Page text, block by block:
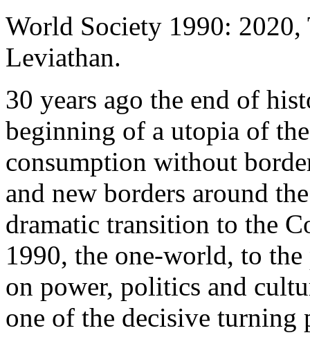
World Society 1990: 2020,
Leviathan.
30 years ago the end of
beginning of a utopia of
consumption without
and new borders around
dramatic transition to the
1990, the one-world, to the
on power, politics and
one of the decisive turning